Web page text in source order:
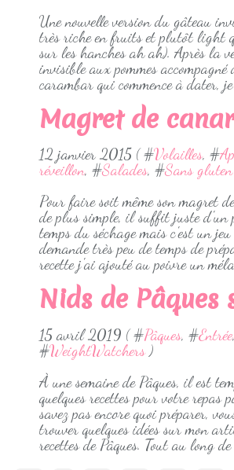
Une nouvelle version du gâteau
très riche en fruits et plutôt light
sur les hanches ah ah). Après la
invisible aux pommes accompagné
carambar qui commence à dater, je
Magret de
12 janvier 2015 ( #Volailles, #
réveillon, #Salades, #Sans gluten
Pour faire soit même son magret
de plus simple, il suffit juste d'un
temps du séchage mais c'est un
demande très peu de temps de
recette j'ai ajouté au poivre un
Nids de Pâques
15 avril 2019 ( #Pâques, #Entrée
#WeightWatchers)
À une semaine de Pâques, il est
quelques recettes pour votre repas
savez pas encore quoi préparer,
trouver quelques idées sur mon
recettes de Pâques. Tout au long de